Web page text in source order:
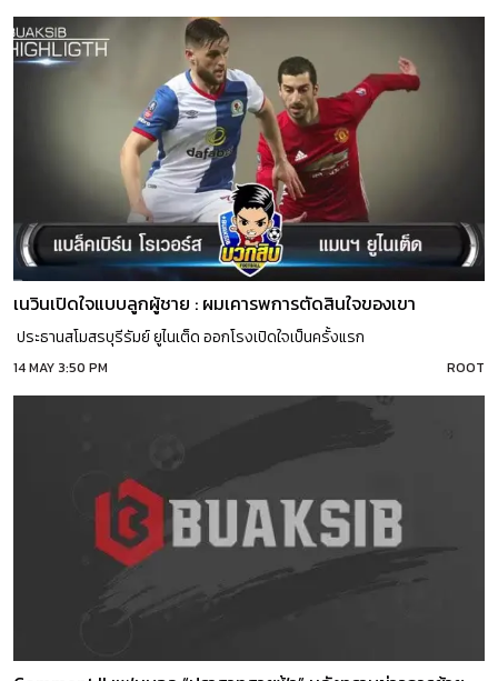
เนวินเปิดใจแบบลูกผู้ชาย : ผมเคารพการตัดสินใจของเขา
ประธานสโมสรบุรีรัมย์ ยูไนเต็ด ออกโรงเปิดใจเป็นครั้งแรก
14 MAY 3:50 PM ROOT